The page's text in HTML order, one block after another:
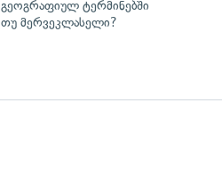
გეოგრაფიულ ტერმინებში
თუ მერვეკლასელი?